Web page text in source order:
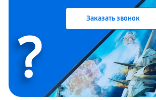
Заказать звонок
?